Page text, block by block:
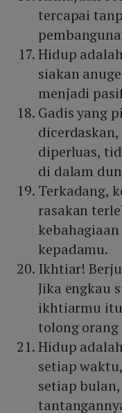
tercapai
Hidup
siakan
menjadi
Gadis yang
diperluas,
di dalam
Terkadang,
rasakan
kepadamu.
Ikhtiar!
Jika engkau
ikhtiarmu
tolong orang
Hidup
setiap
setiap